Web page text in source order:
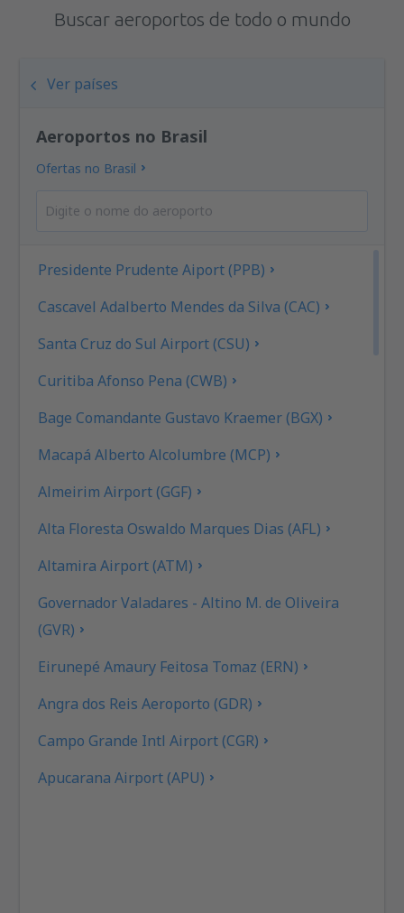
Buscar aeroportos de todo o mundo
Ver países
Aeroportos no Brasil
Ofertas no Brasil
Presidente Prudente Aiport (PPB)
Cascavel Adalberto Mendes da Silva (CAC)
Santa Cruz do Sul Airport (CSU)
Curitiba Afonso Pena (CWB)
Bage Comandante Gustavo Kraemer (BGX)
Macapá Alberto Alcolumbre (MCP)
Almeirim Airport (GGF)
Alta Floresta Oswaldo Marques Dias (AFL)
Altamira Airport (ATM)
Governador Valadares - Altino M. de Oliveira
(GVR)
Eirunepé Amaury Feitosa Tomaz (ERN)
Angra dos Reis Aeroporto (GDR)
Campo Grande Intl Airport (CGR)
Apucarana Airport (APU)